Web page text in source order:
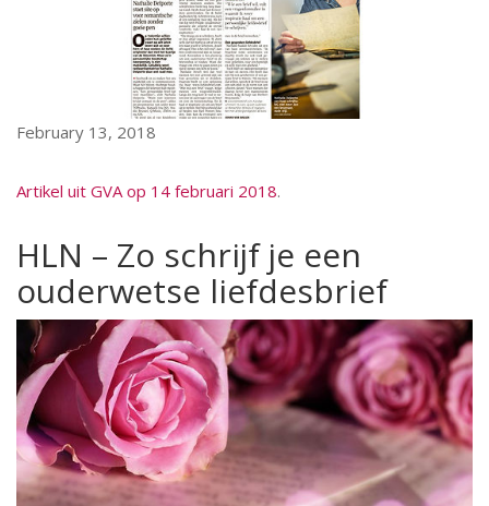
February 13, 2018
Artikel uit GVA op 14 februari 2018.
HLN – Zo schrijf je een
ouderwetse liefdesbrief